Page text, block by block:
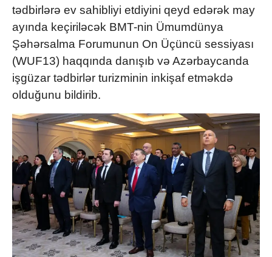
tədbirlərə ev sahibliyi etdiyini qeyd edərək may
ayında keçiriləcək BMT-nin Ümumdünya
Şəhərsalma Forumunun On Üçüncü sessiyası
(WUF13) haqqında danışıb və Azərbaycanda
işgüzar tədbirlər turizminin inkişaf etməkdə
olduğunu bildirib.